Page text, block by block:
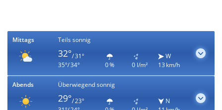
Mittags Teils sonnig
32°/ 31°
35°/ 34°
0 % 0 l/m²
W
13 km/h
Abends Überwiegend sonnig
29°/ 23°
N